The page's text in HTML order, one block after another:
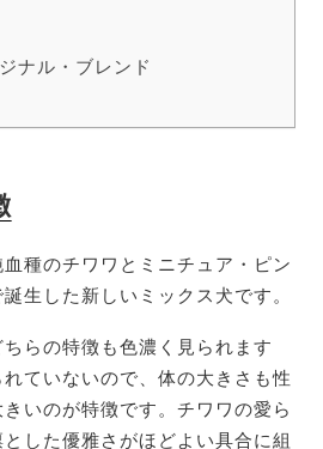
ナル・ブレンド
種のチワワとミニチュア・ピン
生した新しいミックス犬です。
らの特徴も色濃く見られます
ていないので、体の大きさも性
いのが特徴です。チワワの愛ら
した優雅さがほどよい具合に組